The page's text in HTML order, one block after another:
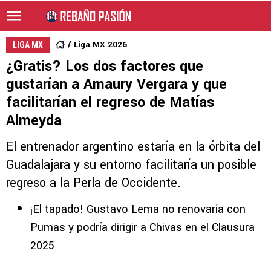
LIGA MX Liga MX 2026
¿Gratis? Los dos factores que
gustarían a Amaury Vergara y que
facilitarían el regreso de Matías
Almeyda
El entrenador argentino estaría en la órbita del
Guadalajara y su entorno facilitaría un posible
regreso a la Perla de Occidente.
¡El tapado! Gustavo Lema no renovaría con
Pumas y podría dirigir a Chivas en el Clausura
2025